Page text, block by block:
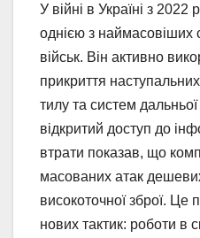
У війні в Україні з
однією з наймасовіших
військ. Він активно
прикриття
тилу та систем
відкритий доступ до
втрати показав, що
масованих атак
високоточної зброї. Це
нових тактик: роботи в